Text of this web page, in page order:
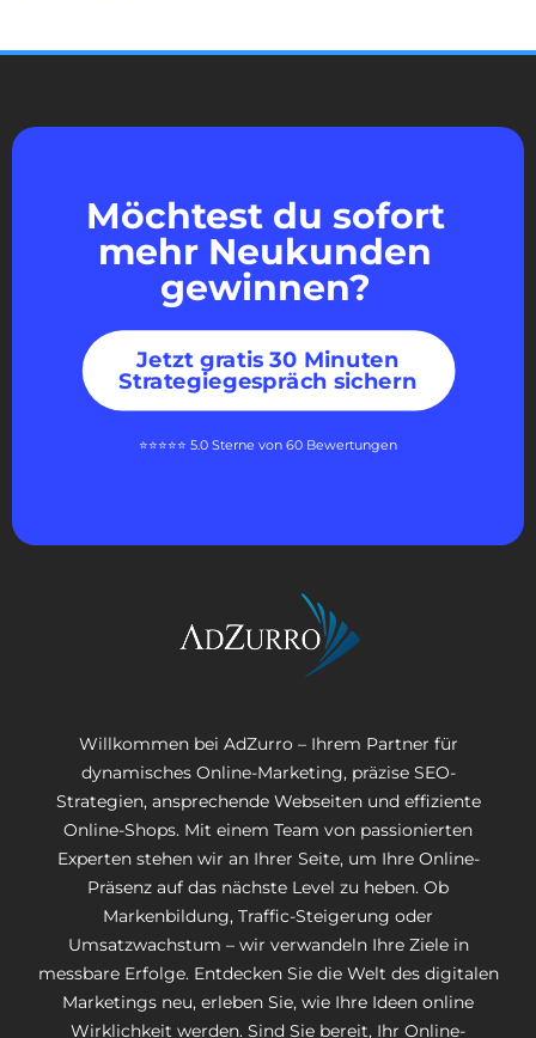
Möchtest du sofort
mehr Neukunden
gewinnen?
Jetzt gratis 30 Minuten
Strategiegespräch sichern
⭐⭐⭐⭐⭐ 5.0 Sterne von 60 Bewertungen
Willkommen bei AdZurro – Ihrem Partner für
dynamisches Online-Marketing, präzise SEO-
Strategien, ansprechende Webseiten und effiziente
Online-Shops. Mit einem Team von passionierten
Experten stehen wir an Ihrer Seite, um Ihre Online-
Präsenz auf das nächste Level zu heben. Ob
Markenbildung, Traffic-Steigerung oder
Umsatzwachstum – wir verwandeln Ihre Ziele in
messbare Erfolge. Entdecken Sie die Welt des digitalen
Marketings neu, erleben Sie, wie Ihre Ideen online
Wirklichkeit werden. Sind Sie bereit, Ihr Online-